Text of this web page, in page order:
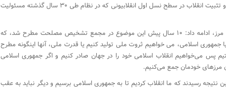
انقلاب اسلامی ایران با بحران باور و تثبیت انقلاب در سطح نسل اول انقلابیونی که در نظام طی ۳۰ سال گذشته مسئولیت
رئیس مرکز بررسی دکترینال بدون مرز، ادامه داد: ۱۰ سال پیش این موضوع در مجمع تشخیص مصلحت مطرح شد، که
جمهوری اسلامی، می خواهیم ثروت ملی تولید کنیم یا قدرت ملی، آنها اینگونه مطرح
پس می‌خواهیم انقلاب اسلامی خود را در جهان صادر کنیم و اگر جمهوری اسلامی
مرزهای خودمان جمع می‌کنیم.
نتیجه رسیدند که ما انقلاب کردیم تا به جمهوری اسلامی برسیم و دیگر نباید به عقب